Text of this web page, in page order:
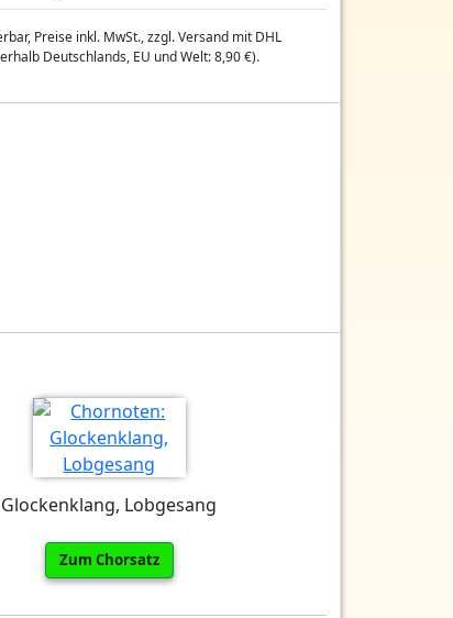
Preise inkl. MwSt., zzgl. Versand mit DHL
Deutschlands, EU und Welt: 8,90 €).
Glockenklang, Lobgesang
Zum Chorsatz